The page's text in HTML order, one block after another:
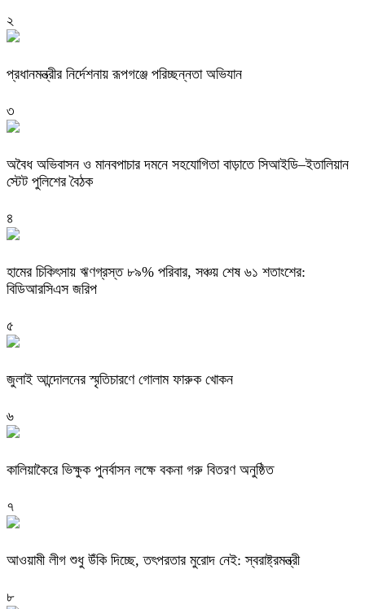
২
প্রধানমন্ত্রীর নির্দেশনায় রূপগঞ্জে পরিচ্ছন্নতা অভিযান
৩
অবৈধ অভিবাসন ও মানবপাচার দমনে সহযোগিতা বাড়াতে সিআইডি–ইতালিয়ান
স্টেট পুলিশের বৈঠক
৪
হামের চিকিৎসায় ঋণগ্রস্ত ৮৯% পরিবার, সঞ্চয় শেষ ৬১ শতাংশের:
বিডিআরসিএস জরিপ
৫
জুলাই আন্দোলনের স্মৃতিচারণে গোলাম ফারুক খোকন
৬
কালিয়াকৈরে ভিক্ষুক পুনর্বাসন লক্ষে বকনা গরু বিতরণ অনুষ্ঠিত
৭
আওয়ামী লীগ শুধু উঁকি দিচ্ছে, তৎপরতার মুরোদ নেই: স্বরাষ্ট্রমন্ত্রী
৮